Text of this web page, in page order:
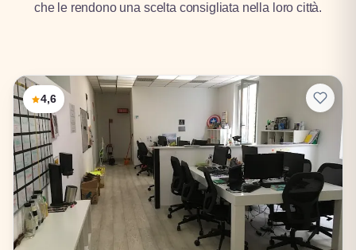
che le rendono una scelta consigliata nella loro città.
4,6